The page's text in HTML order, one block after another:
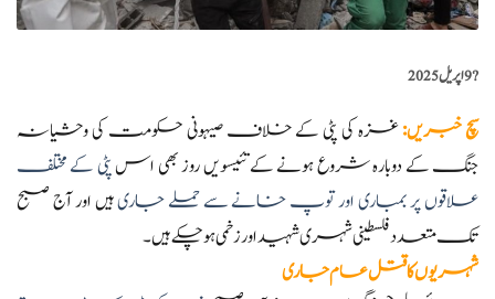
?️9 اپریل 2025
سچ خبریں:غزہ کی پٹی کے خلاف صیہونی حکومت کی وحشیانہ
جنگ کے دوبارہ شروع ہونے کے تئیسویں روز بھی اسپٹی کے مختلف
علاقوں پر بمباری اور توپ خانے سے حملے جاریہیں اور آج صبح
تک متعدد فلسطینی شہری شہید اور زخمی ہوچکے ہیں۔
شہریوں کا قتل عام جاری